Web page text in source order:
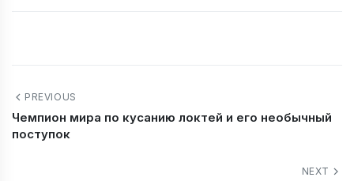
PREVIOUS
Чемпион мира по кусанию локтей и его необычный
поступок
NEXT